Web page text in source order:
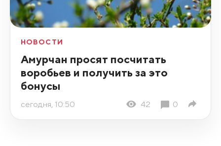
НОВОСТИ
Амурчан просят посчитать
воробьев и получить за это
бонусы
сегодня, 10:50 42 0